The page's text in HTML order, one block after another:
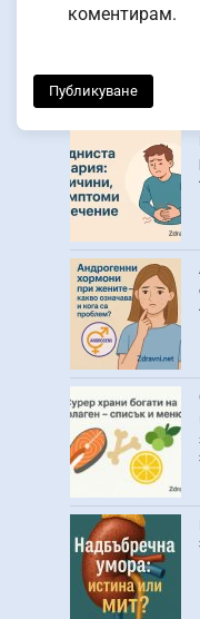
коментирам.